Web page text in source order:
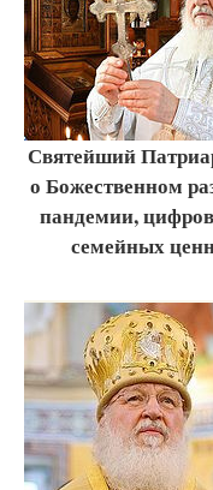
Святейший
о Божественном
пандемии,
семейных